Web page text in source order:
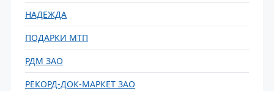
НАДЕЖДА
ПОДАРКИ МТП
РДМ ЗАО
РЕКОРД-ДОК-МАРКЕТ ЗАО